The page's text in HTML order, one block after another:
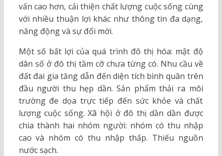
vấn cao hơn, cải thiện chất lượng cuộc sống cùng
với nhiều thuận lợi khác như thông tin đa dạng,
năng động và sự đổi mới.
Một số bất lợi của quá trình đô thị hóa: mật độ
dân số ở đô thị tầm cỡ chưa từng có. Nhu cầu về
đất đai gia tăng dẫn đến diện tích bình quân trên
đầu người thu hẹp dần. Sản phẩm thải ra môi
trường đe dọa trực tiếp đến sức khỏe và chất
lượng cuộc sống. Xã hội ở đô thị dần dần được
chia thành hai nhóm người: nhóm có thu nhập
cao và nhóm có thu nhập thấp. Thiếu nguồn
nước sạch.